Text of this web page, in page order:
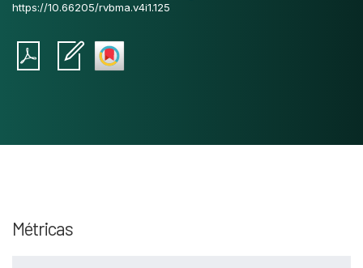
https://10.66205/rvbma.v4i1.125
Métricas